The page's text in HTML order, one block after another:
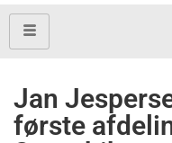
Jan
første